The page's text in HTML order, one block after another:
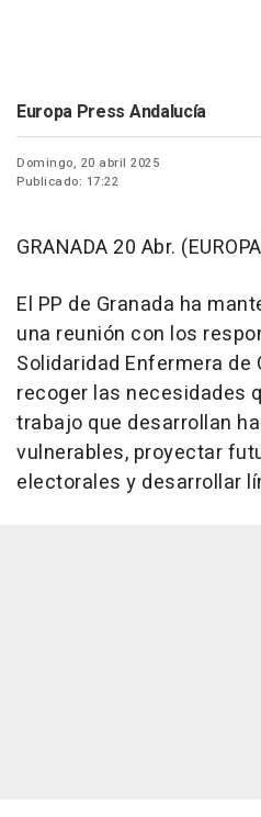
Europa Press Andalucía
Domingo, 20 abril 2025
Publicado: 17:22
GRANADA 20 Abr.
El PP de Granada ha
una reunión con los
Solidaridad Enfermera de
recoger las necesidades
trabajo que desarrollan
vulnerables, proyectar
electorales y desarrollar